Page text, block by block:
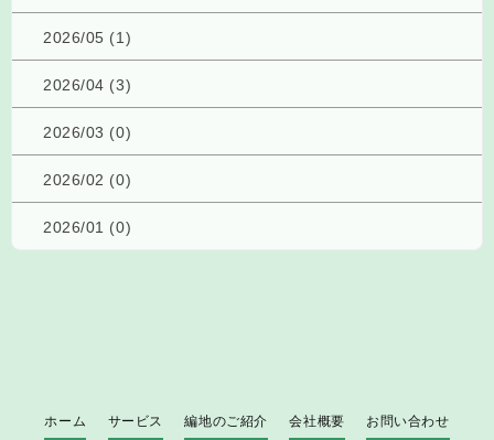
2026/05 (1)
2026/04 (3)
2026/03 (0)
2026/02 (0)
2026/01 (0)
ホーム サービス 編地のご紹介 会社概要 お問い合わせ